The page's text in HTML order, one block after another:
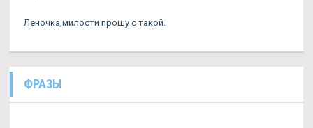
Леночка,милости прошу с такой.
ФРАЗЫ